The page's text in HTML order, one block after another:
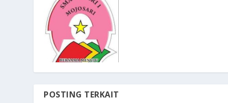
POSTING TERKAIT